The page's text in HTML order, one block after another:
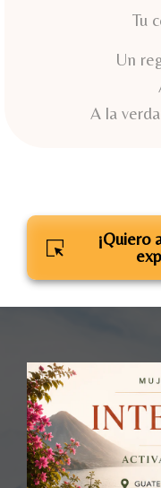
Tu
Un
A la
¡Quiero